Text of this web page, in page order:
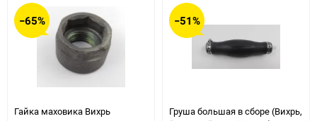
−65%
Гайка маховика Вихрь
−51%
Груша большая в сборе (Вихрь,